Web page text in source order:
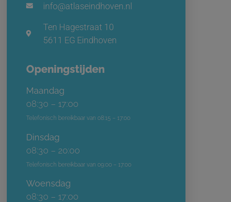
info@atlaseindhoven.nl
Ten Hagestraat 10
5611 EG Eindhoven
Openingstijden
Maandag
08:30 – 17:00
Telefonisch bereikbaar van 08:15 – 17:00
Dinsdag
08:30 – 20:00
Telefonisch bereikbaar van 09:00 – 17:00
Woensdag
08:30 – 17:00